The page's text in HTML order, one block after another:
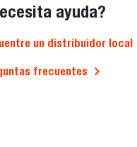
ayuda?
un distribuidor local
frecuentes